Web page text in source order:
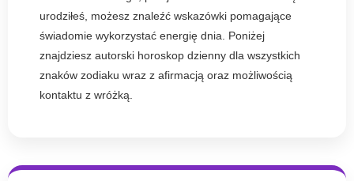
urodziłeś, możesz znaleźć wskazówki pomagające
świadomie wykorzystać energię dnia. Poniżej
znajdziesz autorski horoskop dzienny dla wszystkich
znaków zodiaku wraz z afirmacją oraz możliwością
kontaktu z wróżką.